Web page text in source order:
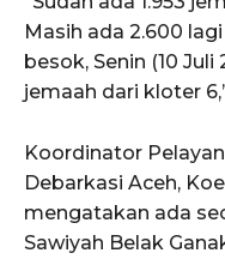
Masih ada 2.600
besok, Senin (10
jemaah dari kloter
Koordinator
Debarkasi Aceh,
mengatakan ada
Sawiyah Belak